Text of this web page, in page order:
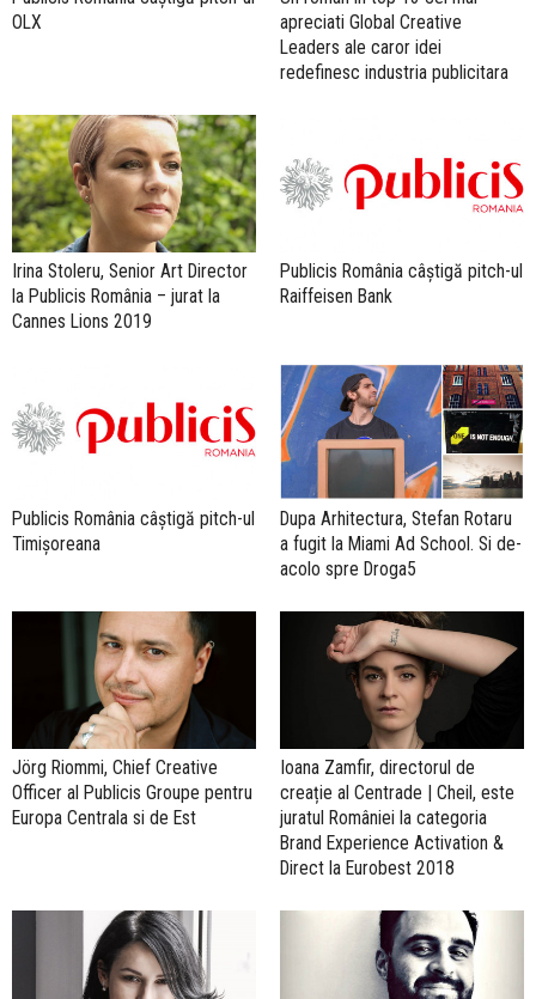
OLX
apreciati Global Creative
Leaders ale caror idei
redefinesc industria publicitara
Irina Stoleru, Senior Art Director
la Publicis România – jurat la
Cannes Lions 2019
Publicis România câștigă pitch-ul
Raiffeisen Bank
Publicis România câștigă pitch-ul
Timișoreana
Dupa Arhitectura, Stefan Rotaru
a fugit la Miami Ad School. Si de-
acolo spre Droga5
Jörg Riommi, Chief Creative
Officer al Publicis Groupe pentru
Europa Centrala si de Est
Ioana Zamfir, directorul de
creație al Centrade | Cheil, este
juratul României la categoria
Brand Experience Activation &
Direct la Eurobest 2018